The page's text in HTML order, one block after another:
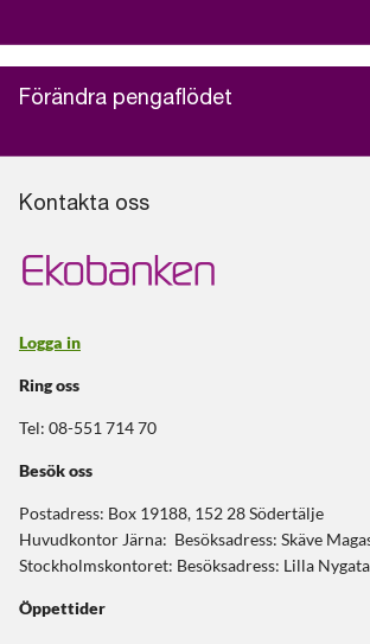
Förändra pengaflödet
Kontakta oss
Logga in
Ring oss
Tel: 08-551 714 70
Besök oss
Postadress: Box 19188, 152 28 Södertälje
Huvudkontor Järna: Besöksadress: Skäve
Stockholmskontoret: Besöksadress: Lilla
Öppettider